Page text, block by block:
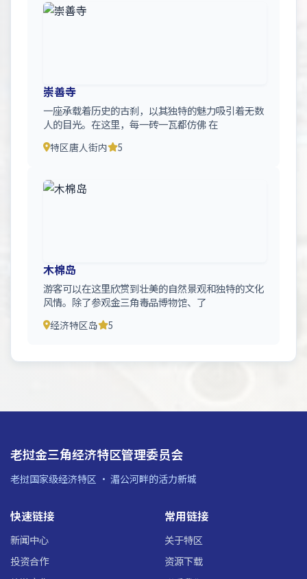
崇善寺
一座承载着历史的古刹，以其独特的魅力吸引着无数
人的目光。在这里，每一砖一瓦都仿佛 在
特区唐人街内 5
木棉岛
游客可以在这里欣赏到壮美的自然景观和独特的文化
风情。除了参观金三角毒品博物馆、了
经济特区岛 5
老挝金三角经济特区管理委员会
老挝国家级经济特区 · 湄公河畔的活力新城
快速链接
新闻中心
投资合作
常用链接
关于特区
资源下载